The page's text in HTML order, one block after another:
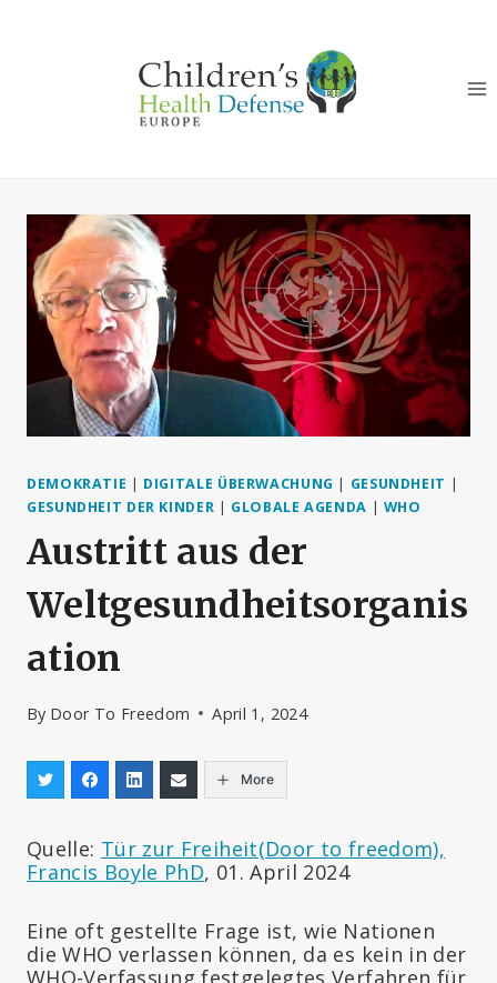
DEMOKRATIE | DIGITALE ÜBERWACHUNG | GESUNDHEIT |
GESUNDHEIT DER KINDER | GLOBALE AGENDA | WHO
Austritt aus der
Weltgesundheitsorganis
ation
By Door To Freedom April 1, 2024
More
Quelle: Tür zur Freiheit(Door to freedom),
Francis Boyle PhD, 01. April 2024
Eine oft gestellte Frage ist, wie Nationen
die WHO verlassen können, da es kein in der
WHO-Verfassung festgelegtes Verfahren für